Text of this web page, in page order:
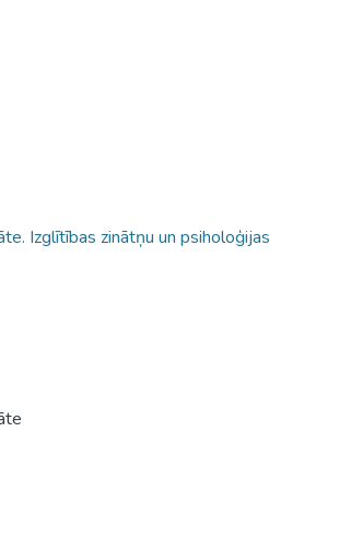
Izglītības zinātņu un psiholoģijas